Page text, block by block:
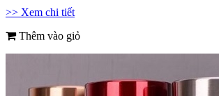
>> Xem chi tiết
Thêm vào giỏ